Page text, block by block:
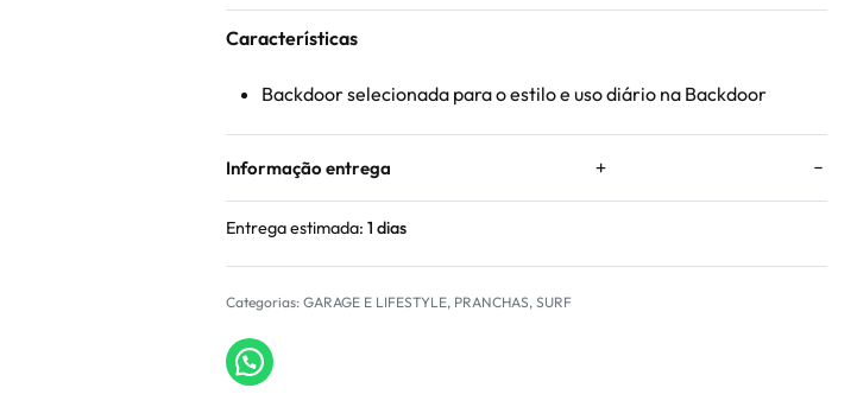
Características
Backdoor selecionada para o estilo e uso diário na Backdoor
Informação entrega
Entrega estimada: 1 dias
Categorias:GARAGE E LIFESTYLE, PRANCHAS,SURF